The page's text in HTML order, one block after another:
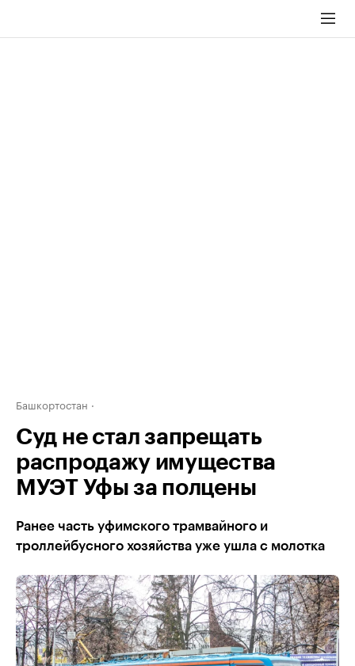
Башкортостан
Суд не стал запрещать
распродажу имущества
МУЭТ Уфы за полцены
Ранее часть уфимского трамвайного и
троллейбусного хозяйства уже ушла с молотка